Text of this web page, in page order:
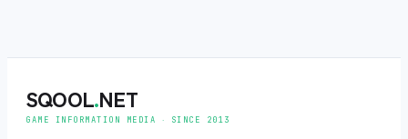
SQOOL.NET
GAME INFORMATION MEDIA ‧ SINCE 2013